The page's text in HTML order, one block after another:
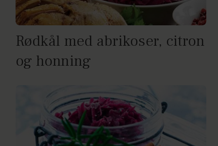
Rødkål med abrikoser, citron
og honning